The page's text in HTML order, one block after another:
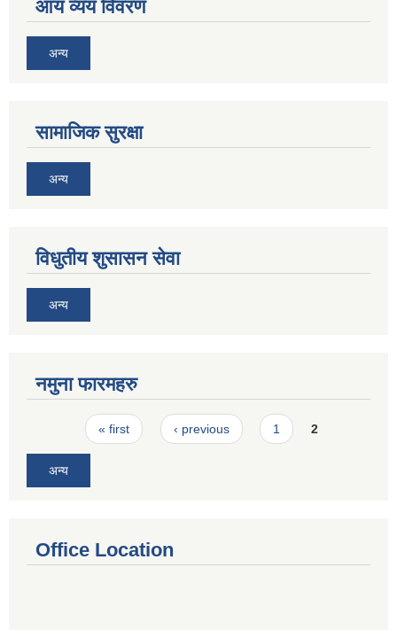
आय व्यय विवरण
अन्य
सामाजिक सुरक्षा
अन्य
विधुतीय शुसासन सेवा
अन्य
नमुना फारमहरु
Pages« first ‹ previous 1 2
अन्य
Office Location